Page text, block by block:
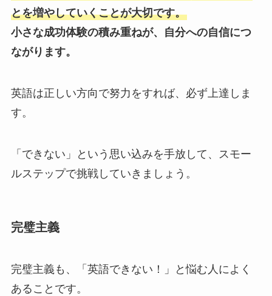
とを増やしていくことが大切です。
小さな成功体験の積み重ねが、自分への自信につ
ながります。
英語は正しい方向で努力をすれば、必ず上達しま
す。
「できない」という思い込みを手放して、スモー
ルステップで挑戦していきましょう。
完璧主義
完璧主義も、「英語できない！」と悩む人によく
あることです。